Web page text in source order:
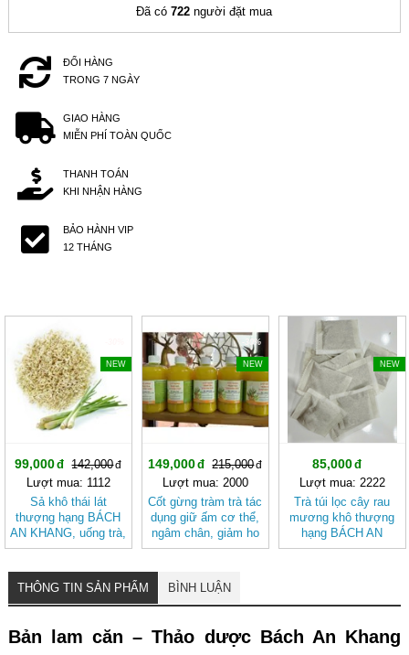
Đã có722 người đặt mua
ĐỔI HÀNG
TRONG 7 NGÀY
GIAO HÀNG
MIỄN PHÍ TOÀN QUỐC
THANH TOÁN
KHI NHẬN HÀNG
BẢO HÀNH VIP
12 THÁNG
NEW
99,000
142,000
Lượt mua: 1112
Sả khô thái lát
thượng hạng BÁCH
AN KHANG, uống trà,
làm gia vị, tốt cho
-30%
NEW
149,000
215,000
Lượt mua: 2000
Cốt gừng tràm trà tác
dụng giữ ấm cơ thể,
ngâm chân, giảm ho
chai 500ml
NEW
85,000
Lượt mua: 2222
Trà túi lọc cây rau
mương khô thượng
hạng BÁCH AN
KHANG tốt cho
THÔNG TIN SẢN PHẨM
BÌNH LUẬN
Bản lam căn – Thảo dược Bách An Khang